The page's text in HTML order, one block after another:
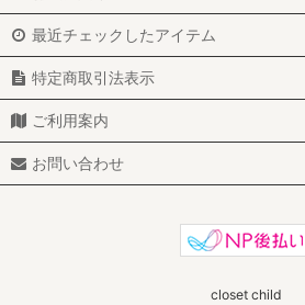
最近チェックしたアイテム
特定商取引法表示
ご利用案内
お問い合わせ
closet child